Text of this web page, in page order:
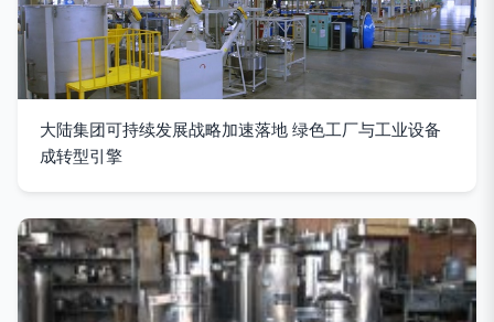
大陆集团可持续发展战略加速落地 绿色工厂与工业设备
成转型引擎